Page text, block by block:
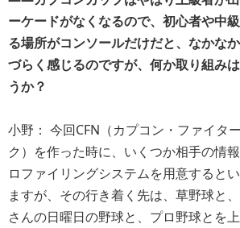
ーケードがなくなるので、初心者や中
る場所がコンソールだけだと、なかな
づらく感じるのですが、何か取り組み
うか？
小野： 今回CFN（カプコン・ファイタ
ク）を作った時に、いくつか相手の情
ロファイリングシステムを用意すると
ますが、その行き着く先は、草野球と
さんの日曜日の野球と、プロ野球とを